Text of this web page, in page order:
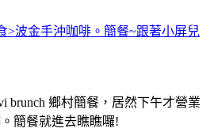
>波金手沖咖啡。簡餐~跟著小屏兒
brunch 鄉村簡餐，居然下午才營業
簡餐就進去瞧瞧囉!